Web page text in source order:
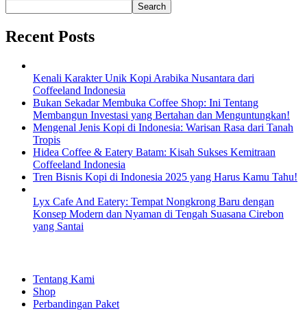
Search
Recent Posts
Kenali Karakter Unik Kopi Arabika Nusantara dari
Coffeeland Indonesia
Bukan Sekadar Membuka Coffee Shop: Ini Tentang
Membangun Investasi yang Bertahan dan Menguntungkan!
Mengenal Jenis Kopi di Indonesia: Warisan Rasa dari Tanah
Tropis
Hidea Coffee & Eatery Batam: Kisah Sukses Kemitraan
Coffeeland Indonesia
Tren Bisnis Kopi di Indonesia 2025 yang Harus Kamu Tahu!
Lyx Cafe And Eatery: Tempat Nongkrong Baru dengan
Konsep Modern dan Nyaman di Tengah Suasana Cirebon
yang Santai
Tentang Kami
Shop
Perbandingan Paket